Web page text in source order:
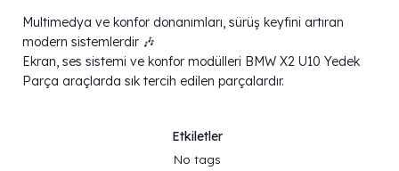
Multimedya ve konfor donanımları, sürüş keyfini artıran
modern sistemlerdir 🎶
Ekran, ses sistemi ve konfor modülleri BMW X2 U10 Yedek
Parça araçlarda sık tercih edilen parçalardır.
Etkiletler
No tags